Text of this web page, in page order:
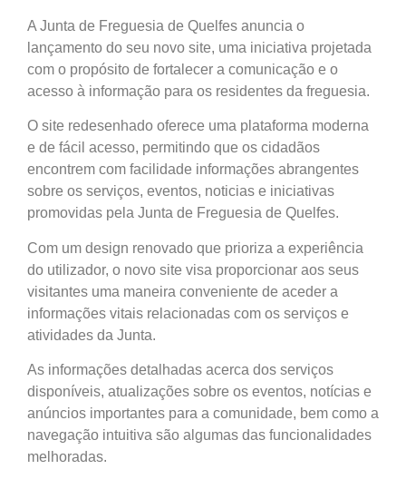
A Junta de Freguesia de Quelfes anuncia o
lançamento do seu novo site, uma iniciativa projetada
com o propósito de fortalecer a comunicação e o
acesso à informação para os residentes da freguesia.
O site redesenhado oferece uma plataforma moderna
e de fácil acesso, permitindo que os cidadãos
encontrem com facilidade informações abrangentes
sobre os serviços, eventos, noticias e iniciativas
promovidas pela Junta de Freguesia de Quelfes.
Com um design renovado que prioriza a experiência
do utilizador, o novo site visa proporcionar aos seus
visitantes uma maneira conveniente de aceder a
informações vitais relacionadas com os serviços e
atividades da Junta.
As informações detalhadas acerca dos serviços
disponíveis, atualizações sobre os eventos, notícias e
anúncios importantes para a comunidade, bem como a
navegação intuitiva são algumas das funcionalidades
melhoradas.